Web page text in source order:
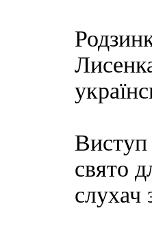
Виступ
свято
слухач